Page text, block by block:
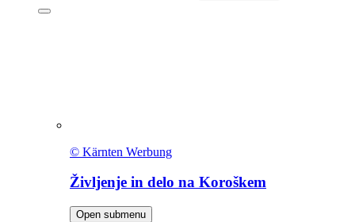
© Kärnten Werbung
Življenje in delo na Koroškem
Open submenu